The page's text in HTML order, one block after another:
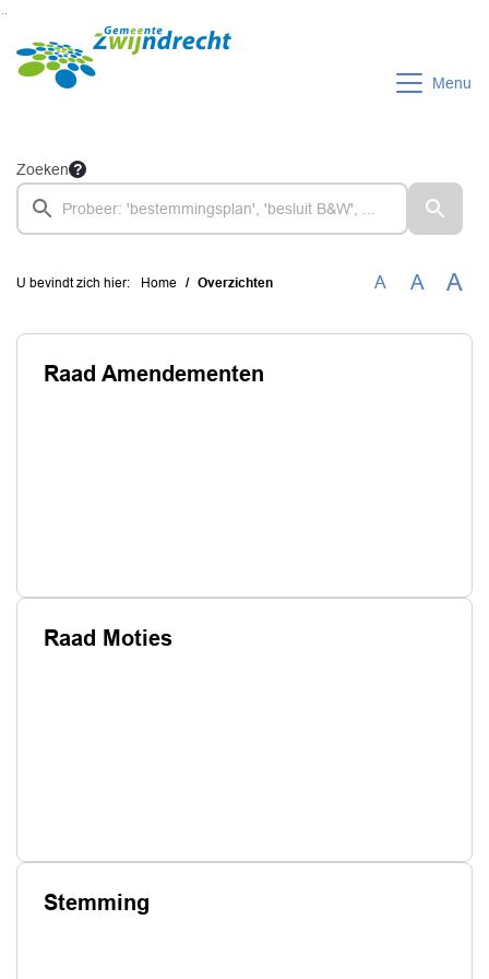
Ga naar de inhoud van deze pagina
Ga naar het zoeken
Ga naar het menu
Menu
Zoeken
U bevindt zich hier: Home Overzichten A A A
Raad Amendementen
Raad Moties
Stemming